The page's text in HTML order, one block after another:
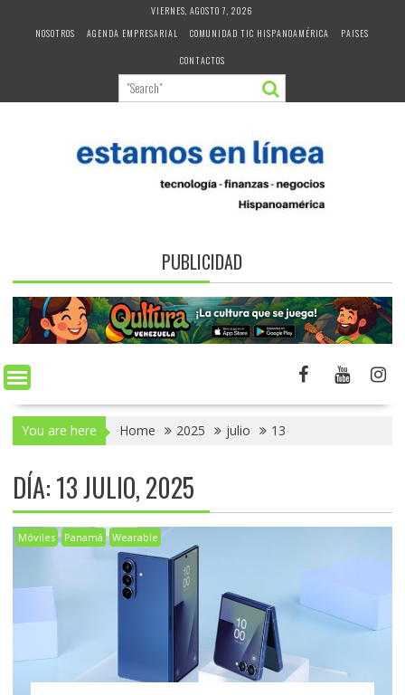
VIERNES, AGOSTO 7, 2026
NOSOTROS
AGENDA EMPRESARIAL COMUNIDAD TIC HISPANOAMÉRICA
PAISES
CONTACTOS
PUBLICIDAD
You are here Home 2025 julio 13
DÍA:13 JULIO, 2025
Móviles Panamá Wearable